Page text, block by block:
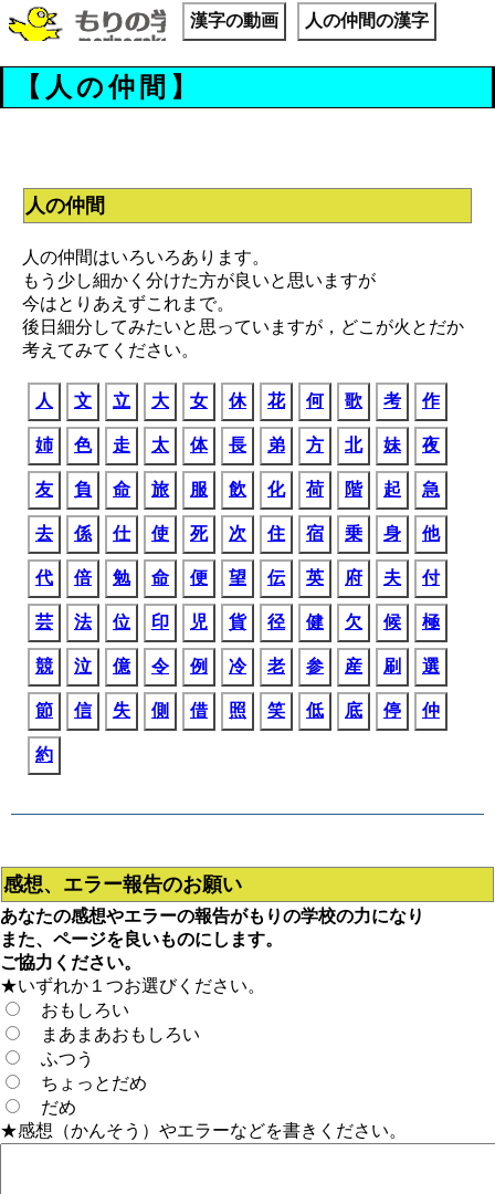
漢字の動画 人の仲間の漢字
【人の仲間】
人の仲間
人の仲間はいろいろあります。
もう少し細かく分けた方が良いと思いますが
今はとりあえずこれまで。
後日細分してみたいと思っていますが，どこが火とだか
考えてみてください。
人 文 立 大 女 休 花 何 歌 考 作
姉 色 走 太 体 長 弟 方 北 妹 夜
友 負 命 旅 服 飲 化 荷 階 起 急
去 係 仕 使 死 次 住 宿 乗 身 他
代 倍 勉 命 便 望 伝 英 府 夫 付
芸 法 位 印 児 貨 径 健 欠 候 極
競 泣 億 令 例 冷 老 参 産 刷 選
節 信 失 側 借 照 笑 低 底 停 仲
約
感想、エラー報告のお願い
あなたの感想やエラーの報告がもりの学校の力になり
また、ページを良いものにします。
ご協力ください。
★いずれか１つお選びください。
おもしろい
まあまあおもしろい
ふつう
ちょっとだめ
だめ
★感想（かんそう）やエラーなどを書きください。